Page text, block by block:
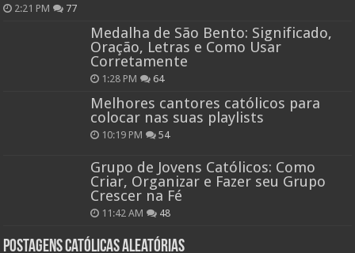
2:21 PM 77
Medalha de São Bento: Significado,
Oração, Letras e Como Usar
Corretamente
1:28 PM 64
Melhores cantores católicos para
colocar nas suas playlists
10:19 PM 54
Grupo de Jovens Católicos: Como
Criar, Organizar e Fazer seu Grupo
Crescer na Fé
11:42 AM 48
Postagens católicas aleatórias